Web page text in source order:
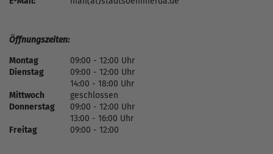
Öffnungszeiten:
Montag
09:00 - 12:00 Uhr
Dienstag
09:00 - 12:00 Uhr
14:00 - 18:00 Uhr
Mittwoch
geschlossen
Donnerstag
09:00 - 12:00 Uhr
13:00 - 16:00 Uhr
Freitag
09:00 - 12:00